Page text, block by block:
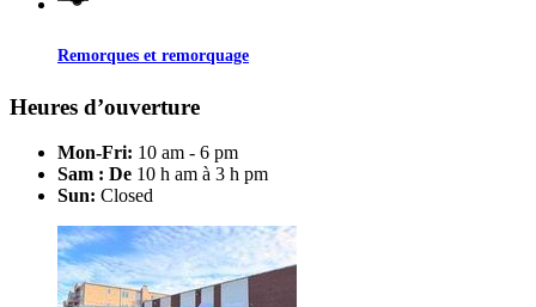
Remorques et remorquage
Heures d’ouverture
Mon-Fri: 10 am - 6 pm
Sam : De 10 h am à 3 h pm
Sun: Closed